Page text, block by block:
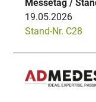
19.05.2026
Stand-Nr. C28